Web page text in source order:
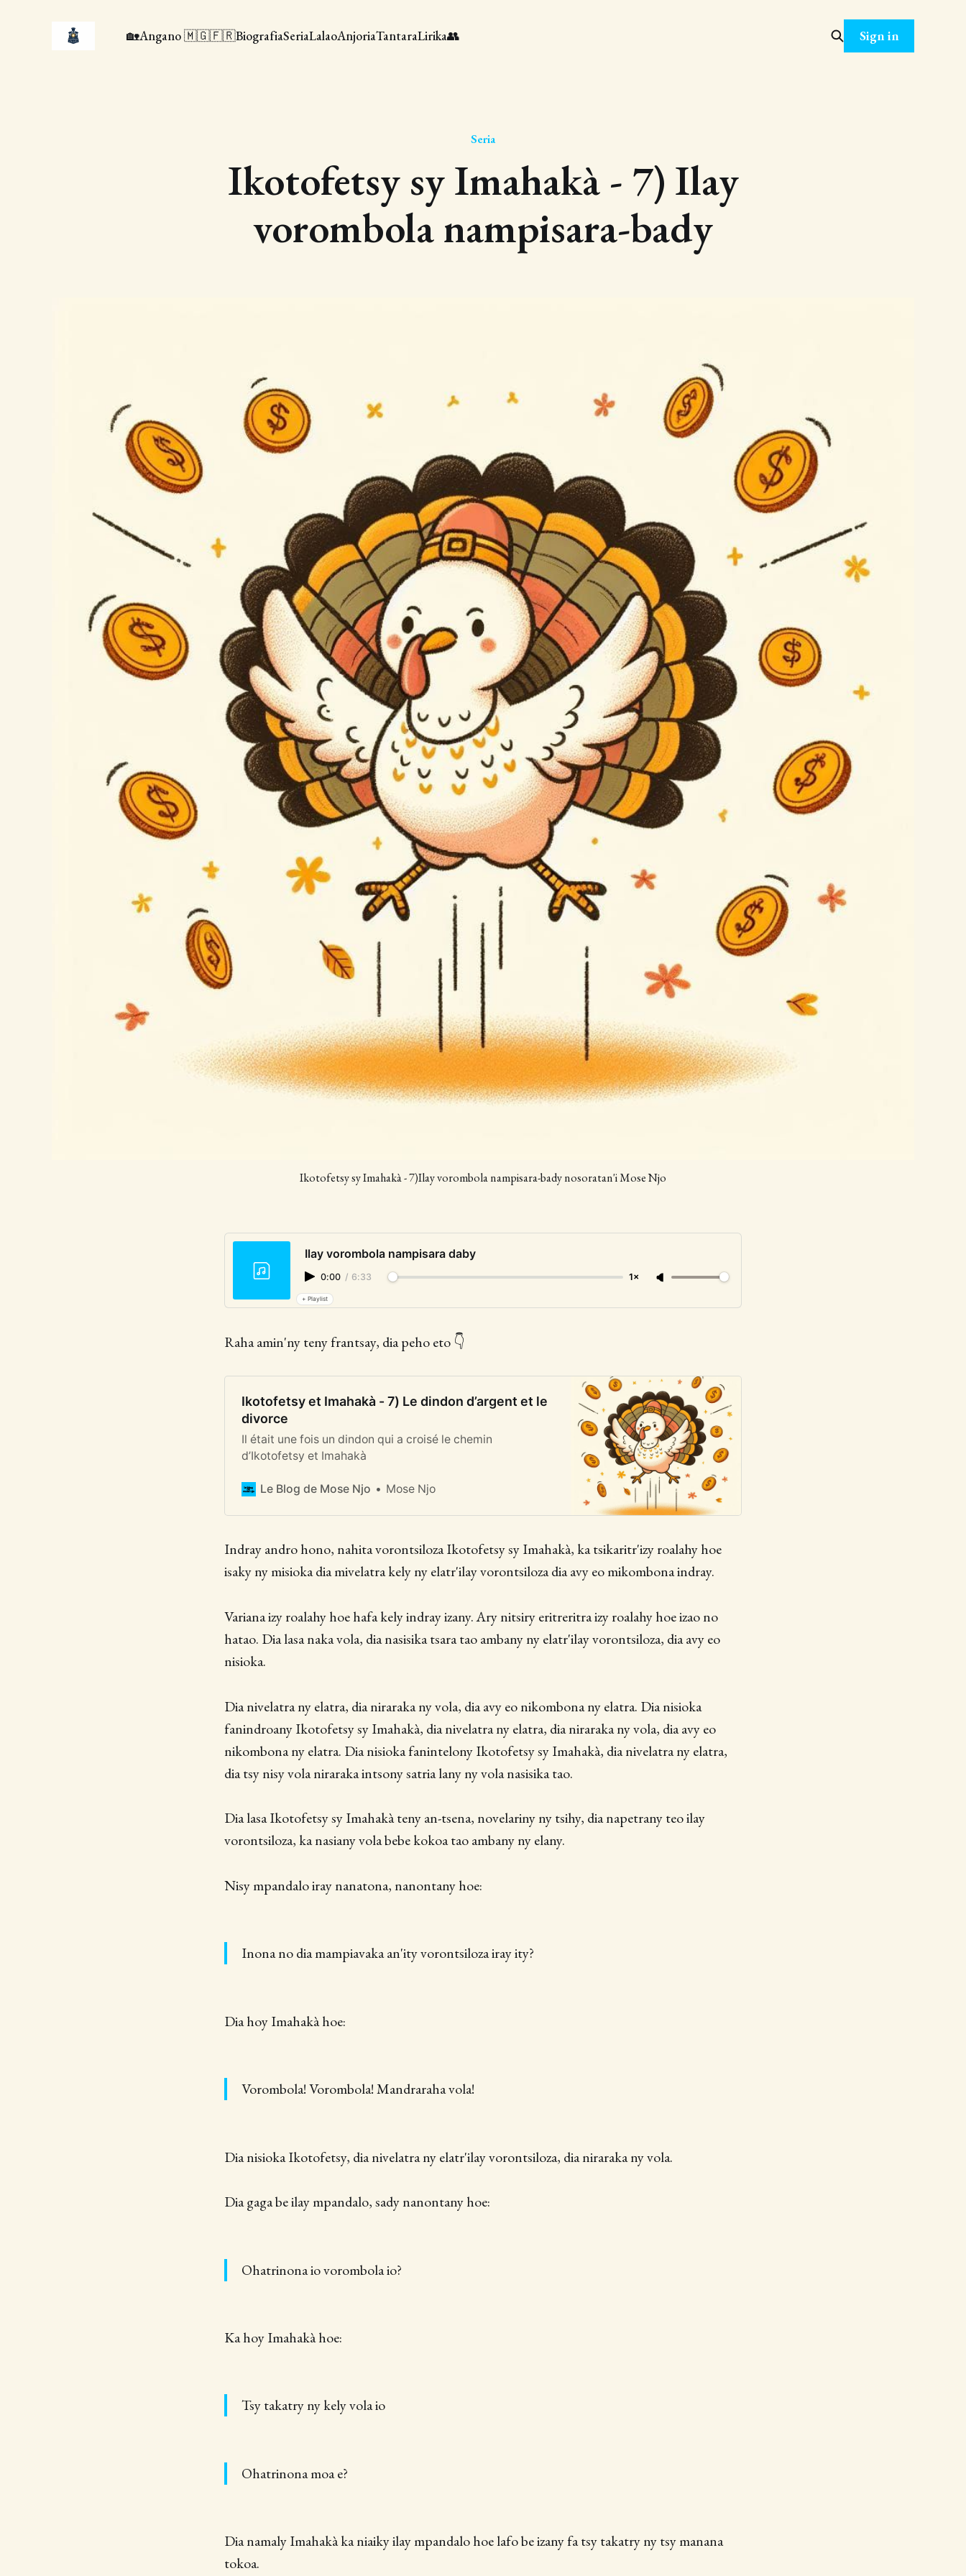
🏡Angano 🇲🇬🇫🇷BiografiaSeriaLalaoAnjoriaTantaraLirika👥 Sign in
Seria
Ikotofetsy sy Imahakà - 7) Ilay
vorombola nampisara-bady
Ikotofetsy sy Imahakà - 7)Ilay vorombola nampisara-bady nosoratan'i Mose Njo
Ilay vorombola nampisara daby
0:00 / 6:33 1×
+ Playlist
Raha amin'ny teny frantsay, dia peho eto 👇
Ikotofetsy et Imahakà - 7) Le dindon d’argent et le
divorce
Il était une fois un dindon qui a croisé le chemin
d’Ikotofetsy et Imahakà
Le Blog de Mose Njo Mose Njo
Indray andro hono, nahita vorontsiloza Ikotofetsy sy Imahakà, ka tsikaritr'izy roalahy hoe
isaky ny misioka dia mivelatra kely ny elatr'ilay vorontsiloza dia avy eo mikombona indray.
Variana izy roalahy hoe hafa kely indray izany. Ary nitsiry eritreritra izy roalahy hoe izao no
hatao. Dia lasa naka vola, dia nasisika tsara tao ambany ny elatr'ilay vorontsiloza, dia avy eo
nisioka.
Dia nivelatra ny elatra, dia niraraka ny vola, dia avy eo nikombona ny elatra. Dia nisioka
fanindroany Ikotofetsy sy Imahakà, dia nivelatra ny elatra, dia niraraka ny vola, dia avy eo
nikombona ny elatra. Dia nisioka fanintelony Ikotofetsy sy Imahakà, dia nivelatra ny elatra,
dia tsy nisy vola niraraka intsony satria lany ny vola nasisika tao.
Dia lasa Ikotofetsy sy Imahakà teny an-tsena, novelariny ny tsihy, dia napetrany teo ilay
vorontsiloza, ka nasiany vola bebe kokoa tao ambany ny elany.
Nisy mpandalo iray nanatona, nanontany hoe:
Inona no dia mampiavaka an'ity vorontsiloza iray ity?
Dia hoy Imahakà hoe:
Vorombola! Vorombola! Mandraraha vola!
Dia nisioka Ikotofetsy, dia nivelatra ny elatr'ilay vorontsiloza, dia niraraka ny vola.
Dia gaga be ilay mpandalo, sady nanontany hoe:
Ohatrinona io vorombola io?
Ka hoy Imahakà hoe:
Tsy takatry ny kely vola io
Ohatrinona moa e?
Dia namaly Imahakà ka niaiky ilay mpandalo hoe lafo be izany fa tsy takatry ny tsy manana
tokoa.